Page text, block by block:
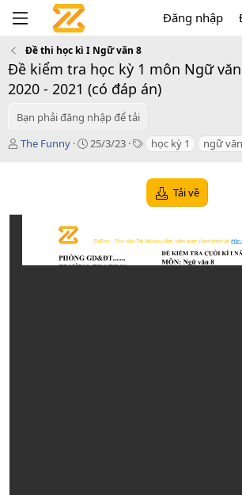
Đăng nhập
Đề thi học kì I Ngữ văn 8
Đề kiểm tra học kỳ 1 môn Ngữ
2020 - 2021 (có đáp án)
Bạn phải đăng nhập để tải
T
ả
The Funny
C
n
d
25/3/23
T
s
học kỳ 1 ngữ
Tải về